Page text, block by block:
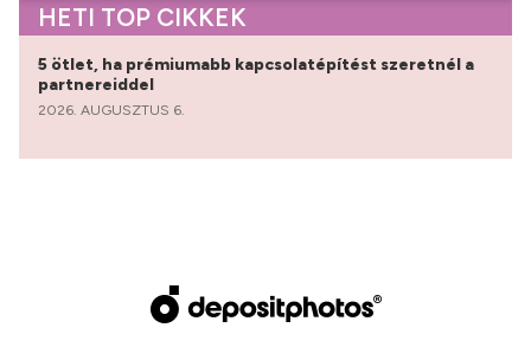
HETI TOP CIKKEK
5 ötlet, ha prémiumabb kapcsolatépítést szeretnél a
partnereiddel
2026. AUGUSZTUS 6.